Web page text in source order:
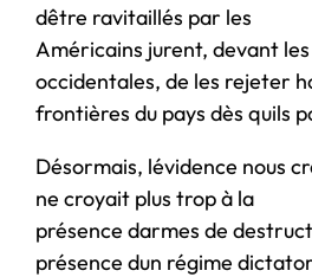
dêtre ravitaillés par les
Américains jurent, devant
occidentales, de les rejeter
frontières du pays dès quils
Désormais, lévidence nous
ne croyait plus trop à la
présence darmes de
présence dun régime